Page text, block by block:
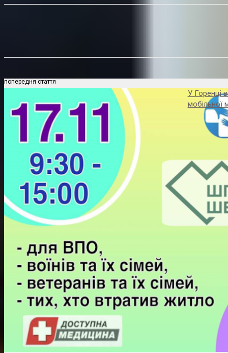
попередня стаття
У Горенці
мобільної